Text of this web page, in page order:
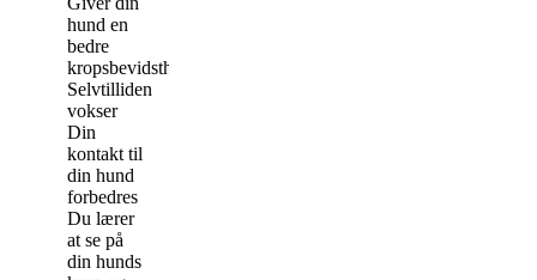
hund en
bedre
kropsbevidsthed
Selvtilliden
vokser
Din
kontakt til
din hund
forbedres
Du lærer
at se på
din hunds